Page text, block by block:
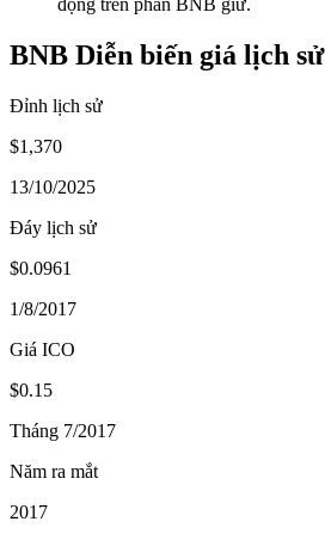
động trên phần BNB giữ.
BNB Diễn biến giá lịch sử
Đỉnh lịch sử
$1,370
13/10/2025
Đáy lịch sử
$0.0961
1/8/2017
Giá ICO
$0.15
Tháng 7/2017
Năm ra mắt
2017